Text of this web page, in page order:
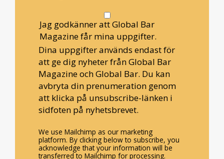
Jag godkänner att Global Bar
Magazine får mina uppgifter.
Dina uppgifter används endast för
att ge dig nyheter från Global Bar
Magazine och Global Bar. Du kan
avbryta din prenumeration genom
att klicka på unsubscribe-länken i
sidfoten på nyhetsbrevet.
We use Mailchimp as our marketing
platform. By clicking below to subscribe, you
acknowledge that your information will be
transferred to Mailchimp for processing.